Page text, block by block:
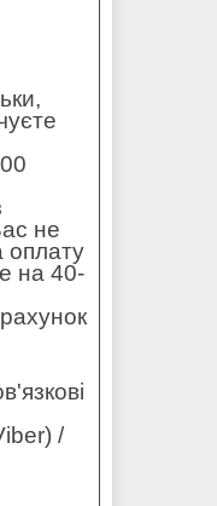
не
оплату
на 40-
/